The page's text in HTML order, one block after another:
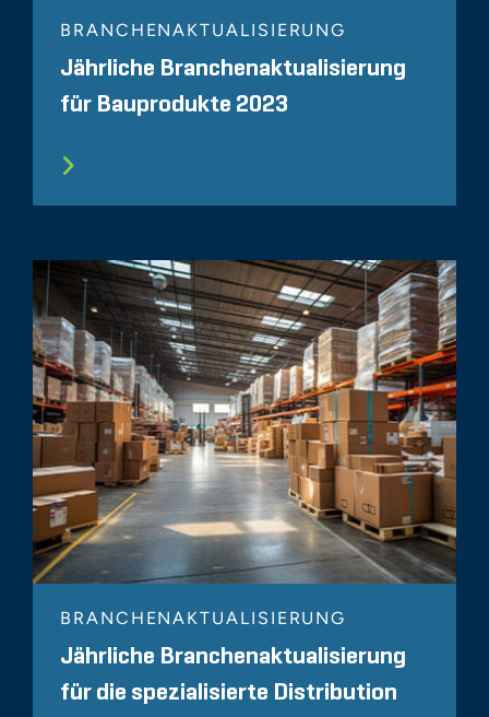
BRANCHENAKTUALISIERUNG
Jährliche Branchenaktualisierung
für Bauprodukte 2023
BRANCHENAKTUALISIERUNG
Jährliche Branchenaktualisierung
für die spezialisierte Distribution